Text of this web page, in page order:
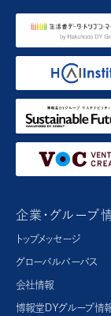
企業・グループ
トップメッセージ
グローバルパーパス​
会社情報
博報堂ＤＹグループ情